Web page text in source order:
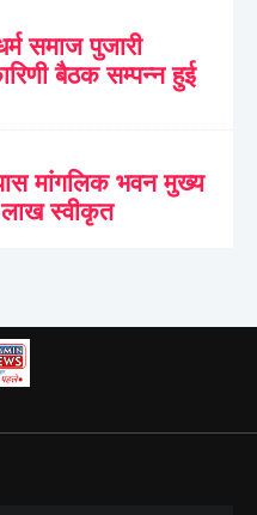
समाज पुजारी
बैठक सम्पन्न हुई
मांगलिक भवन मुख्य
लाख स्वीकृत